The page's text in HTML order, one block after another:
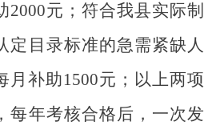
2000元；符合我县实际制
定目录标准的急需紧缺人
月补助1500元；以上两项
每年考核合格后，一次发